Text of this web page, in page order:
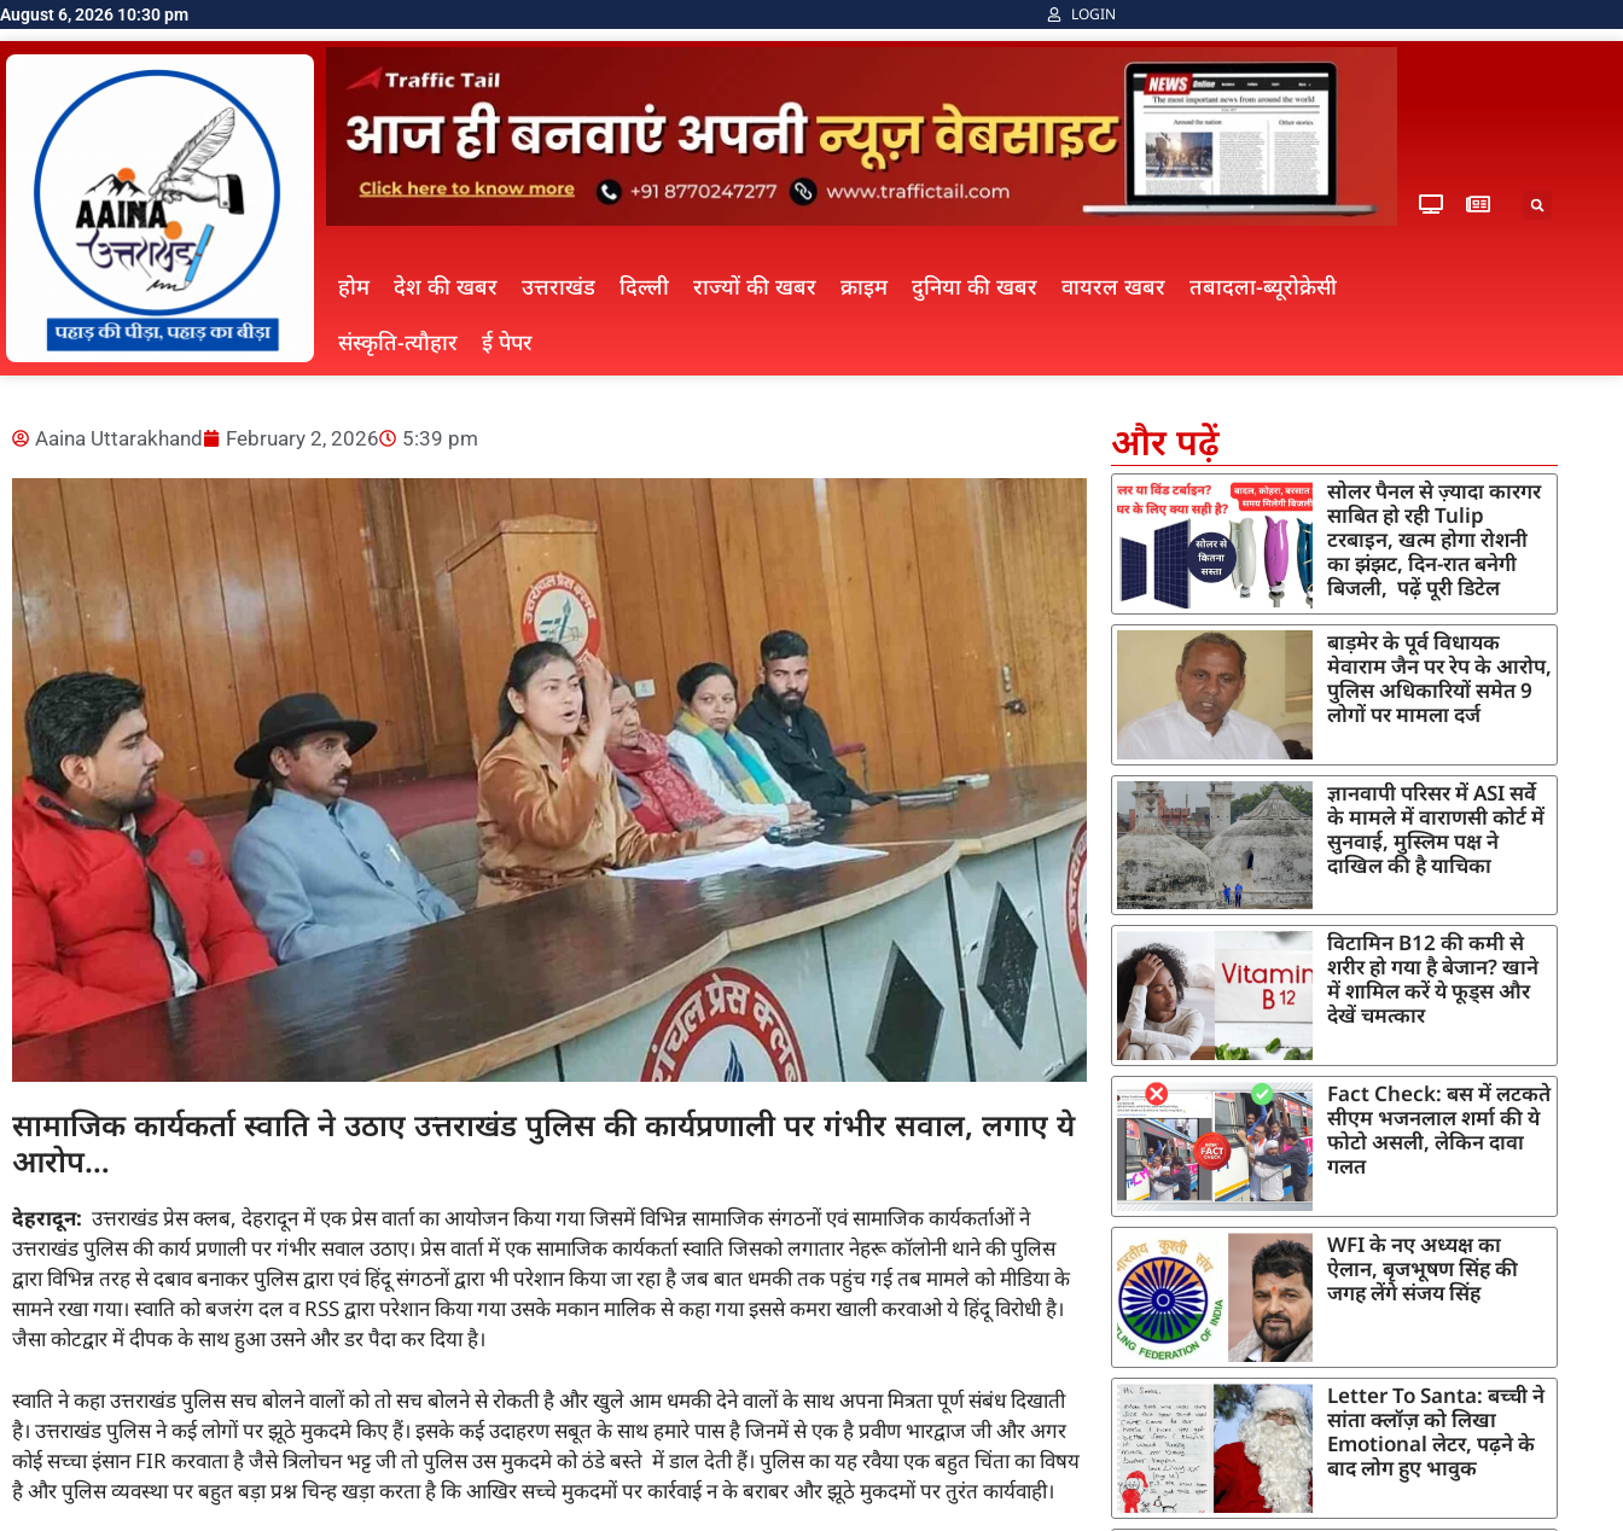
August 6, 2026 10:30 pm LOGIN
होम देश की खबर उत्तराखंड दिल्ली राज्यों की खबर क्राइम दुनिया की खबर वायरल खबर
तबादला-ब्यूरोक्रेसी
संस्कृति-त्यौहार
ई पेपर
Aaina Uttarakhand February 2, 2026 5:39 pm
सामाजिक कार्यकर्ता स्वाति ने उठाए उत्तराखंड पुलिस की कार्यप्रणाली पर गंभीर सवाल, लगाए ये
आरोप…
देहरादून: उत्तराखंड प्रेस क्लब, देहरादून में एक प्रेस वार्ता का आयोजन किया गया जिसमें विभिन्न सामाजिक संगठनों एवं सामाजिक कार्यकर्ताओं ने
उत्तराखंड पुलिस की कार्य प्रणाली पर गंभीर सवाल उठाए। प्रेस वार्ता में एक सामाजिक कार्यकर्ता स्वाति जिसको लगातार नेहरू कॉलोनी थाने की पुलिस
द्वारा विभिन्न तरह से दबाव बनाकर पुलिस द्वारा एवं हिंदू संगठनों द्वारा भी परेशान किया जा रहा है जब बात धमकी तक पहुंच गई तब मामले को मीडिया के
सामने रखा गया। स्वाति को बजरंग दल व RSS द्वारा परेशान किया गया उसके मकान मालिक से कहा गया इससे कमरा खाली करवाओ ये हिंदू विरोधी है।
जैसा कोटद्वार में दीपक के साथ हुआ उसने और डर पैदा कर दिया है।
स्वाति ने कहा उत्तराखंड पुलिस सच बोलने वालों को तो सच बोलने से रोकती है और खुले आम धमकी देने वालों के साथ अपना मित्रता पूर्ण संबंध दिखाती
है। उत्तराखंड पुलिस ने कई लोगों पर झूठे मुकदमे किए हैं। इसके कई उदाहरण सबूत के साथ हमारे पास है जिनमें से एक है प्रवीण भारद्वाज जी और अगर
कोई सच्चा इंसान FIR करवाता है जैसे त्रिलोचन भट्ट जी तो पुलिस उस मुकदमे को ठंडे बस्ते में डाल देती हैं। पुलिस का यह रवैया एक बहुत चिंता का विषय
है और पुलिस व्यवस्था पर बहुत बड़ा प्रश्न चिन्ह खड़ा करता है कि आखिर सच्चे मुकदमों पर कार्रवाई न के बराबर और झूठे मुकदमों पर तुरंत कार्यवाही।
और पढ़ें
सोलर पैनल से ज़्यादा कारगर
साबित हो रही Tulip
टरबाइन, खत्म होगा रोशनी
का झंझट, दिन-रात बनेगी
बिजली, पढ़ें पूरी डिटेल
बाड़मेर के पूर्व विधायक
मेवाराम जैन पर रेप के आरोप,
पुलिस अधिकारियों समेत 9
लोगों पर मामला दर्ज
ज्ञानवापी परिसर में ASI सर्वे
के मामले में वाराणसी कोर्ट में
सुनवाई, मुस्लिम पक्ष ने
दाखिल की है याचिका
विटामिन B12 की कमी से
शरीर हो गया है बेजान? खाने
में शामिल करें ये फूड्स और
देखें चमत्कार
Fact Check: बस में लटकते
सीएम भजनलाल शर्मा की ये
फोटो असली, लेकिन दावा
गलत
WFI के नए अध्यक्ष का
ऐलान, बृजभूषण सिंह की
जगह लेंगे संजय सिंह
Letter To Santa: बच्ची ने
सांता क्लॉज़ को लिखा
Emotional लेटर, पढ़ने के
बाद लोग हुए भावुक